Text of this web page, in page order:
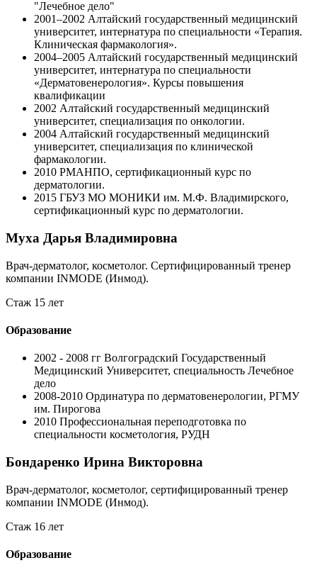
"Лечебное дело"
2001–2002 Алтайский государственный медицинский
университет, интернатура по специальности «Терапия.
Клиническая фармакология».
2004–2005 Алтайский государственный медицинский
университет, интернатура по специальности
«Дерматовенерология». Курсы повышения
квалификации
2002 Алтайский государственный медицинский
университет, специализация по онкологии.
2004 Алтайский государственный медицинский
университет, специализация по клинической
фармакологии.
2010 РМАНПО, сертификационный курс по
дерматологии.
2015 ГБУЗ МО МОНИКИ им. М.Ф. Владимирского,
сертификационный курс по дерматологии.
Муха Дарья Владимировна
Врач-дерматолог, косметолог. Cертифицированный тренер
компании INMODE (Инмод).
Стаж 15 лет
Образование
2002 - 2008 гг Волгоградский Государственный
Медицинский Университет, специальность Лечебное
дело
2008-2010 Ординатура по дерматовенерологии, РГМУ
им. Пирогова
2010 Профессиональная переподготовка по
специальности косметология, РУДН
Бондаренко Ирина Викторовна
Врач-дерматолог, косметолог, сертифицированный тренер
компании INMODE (Инмод).
Стаж 16 лет
Образование